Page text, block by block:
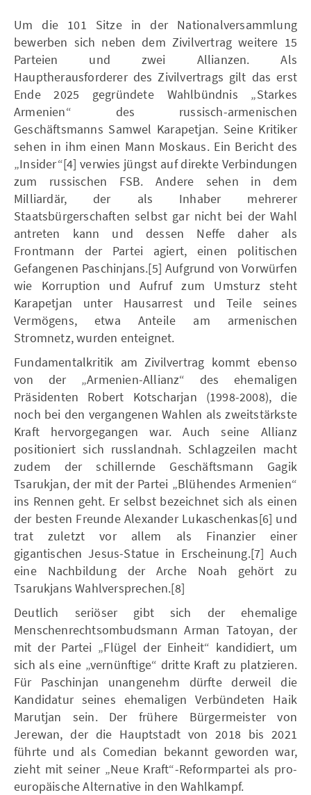
Um die 101 Sitze in der Nationalversammlung
bewerben sich neben dem Zivilvertrag weitere 15
Parteien und zwei Allianzen. Als
Hauptherausforderer des Zivilvertrags gilt das erst
Ende 2025 gegründete Wahlbündnis „Starkes
Armenien“ des russisch-armenischen
Geschäftsmanns Samwel Karapetjan. Seine Kritiker
sehen in ihm einen Mann Moskaus. Ein Bericht des
„Insider“[4] verwies jüngst auf direkte Verbindungen
zum russischen FSB. Andere sehen in dem
Milliardär, der als Inhaber mehrerer
Staatsbürgerschaften selbst gar nicht bei der Wahl
antreten kann und dessen Neffe daher als
Frontmann der Partei agiert, einen politischen
Gefangenen Paschinjans.[5] Aufgrund von Vorwürfen
wie Korruption und Aufruf zum Umsturz steht
Karapetjan unter Hausarrest und Teile seines
Vermögens, etwa Anteile am armenischen
Stromnetz, wurden enteignet.
Fundamentalkritik am Zivilvertrag kommt ebenso
von der „Armenien-Allianz“ des ehemaligen
Präsidenten Robert Kotscharjan (1998-2008), die
noch bei den vergangenen Wahlen als zweitstärkste
Kraft hervorgegangen war. Auch seine Allianz
positioniert sich russlandnah. Schlagzeilen macht
zudem der schillernde Geschäftsmann Gagik
Tsarukjan, der mit der Partei „Blühendes Armenien“
ins Rennen geht. Er selbst bezeichnet sich als einen
der besten Freunde Alexander Lukaschenkas[6] und
trat zuletzt vor allem als Finanzier einer
gigantischen Jesus-Statue in Erscheinung.[7] Auch
eine Nachbildung der Arche Noah gehört zu
Tsarukjans Wahlversprechen.[8]
Deutlich seriöser gibt sich der ehemalige
Menschenrechtsombudsmann Arman Tatoyan, der
mit der Partei „Flügel der Einheit“ kandidiert, um
sich als eine „vernünftige“ dritte Kraft zu platzieren.
Für Paschinjan unangenehm dürfte derweil die
Kandidatur seines ehemaligen Verbündeten Haik
Marutjan sein. Der frühere Bürgermeister von
Jerewan, der die Hauptstadt von 2018 bis 2021
führte und als Comedian bekannt geworden war,
zieht mit seiner „Neue Kraft“-Reformpartei als pro-
europäische Alternative in den Wahlkampf.